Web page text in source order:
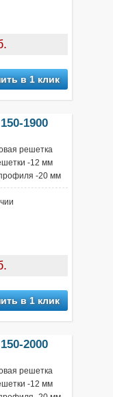
в 1 клик
1900
решетка
-12 мм
-20 мм
в 1 клик
2000
решетка
-12 мм